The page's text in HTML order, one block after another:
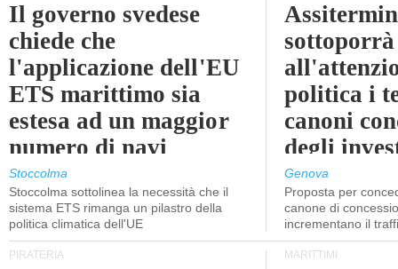
Il governo svedese
chiede che
l'applicazione dell'EU
ETS marittimo sia
estesa ad un maggior
numero di navi
Stoccolma
Stoccolma sottolinea la necessità che il
sistema ETS rimanga un pilastro della
politica climatica dell'UE
sottoporrà
politica i
canoni
degli
Genova
Proposta per
canone di
incrementano il
PIRATERIA MARITTIMI